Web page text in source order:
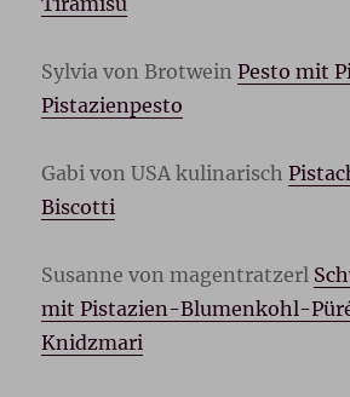
Sylvia von BrotweinPesto mit
Pistazienpesto
Gabi von USA kulinarisch
Biscotti
Susanne von magentratzerl
mit Pistazien-Blumenkohl-
Knidzmari